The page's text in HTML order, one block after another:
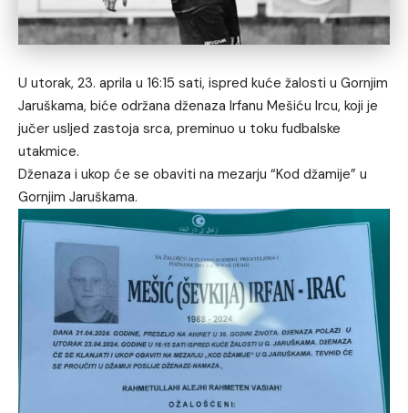
U utorak, 23. aprila u 16:15 sati, ispred kuće žalosti u Gornjim
Jaruškama, biće održana dženaza Irfanu Mešiću Ircu, koji je
jučer usljed zastoja srca, preminuo u toku fudbalske
utakmice.
Dženaza i ukop će se obaviti na mezarju “Kod džamije” u
Gornjim Jaruškama.